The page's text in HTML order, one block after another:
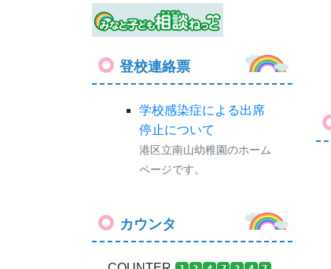
登校連絡票
学校感染症による出席
停止について
港区立南山幼稚園のホーム
ページです。
カウンタ